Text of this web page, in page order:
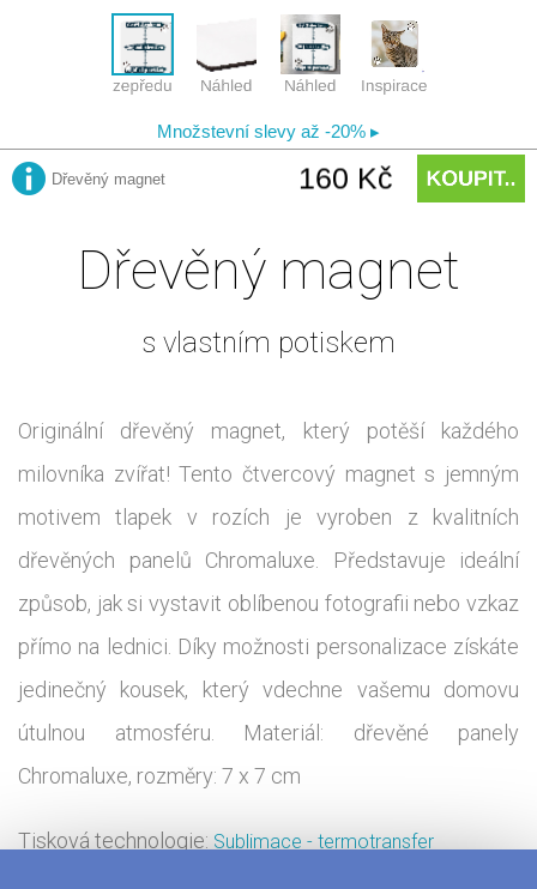
Dřevěný magnet
s vlastním potiskem
Originální dřevěný magnet, který potěší každého
milovníka zvířat! Tento čtvercový magnet s jemným
motivem tlapek v rozích je vyroben z kvalitních
dřevěných panelů Chromaluxe. Představuje ideální
způsob, jak si vystavit oblíbenou fotografii nebo vzkaz
přímo na lednici. Díky možnosti personalizace získáte
jedinečný kousek, který vdechne vašemu domovu
útulnou atmosféru. Materiál: dřevěné panely
Chromaluxe, rozměry: 7 x 7 cm
Tisková technologie: Sublimace - termotransfer